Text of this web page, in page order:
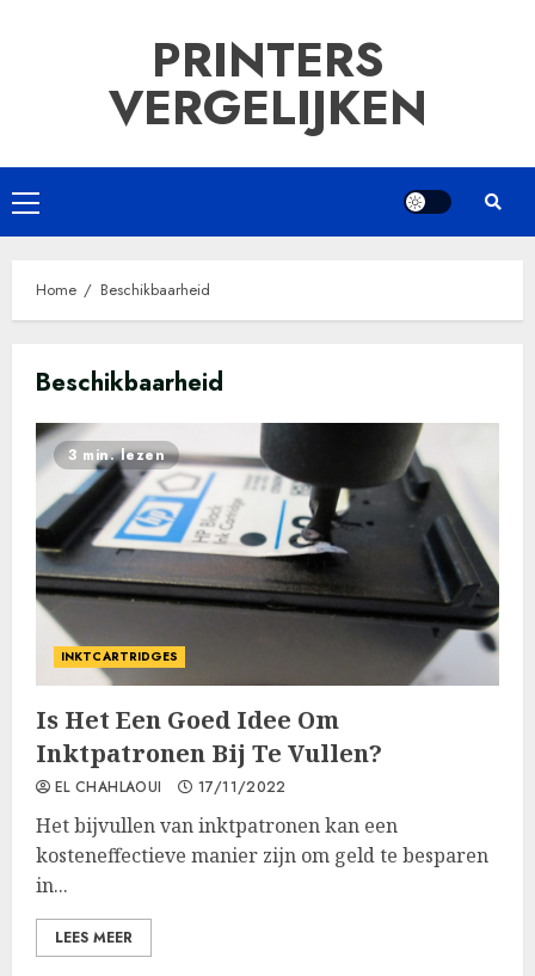
PRINTERS
VERGELIJKEN
Primair
menu
Home Beschikbaarheid
Beschikbaarheid
3 min. lezen
INKTCARTRIDGES
Is Het Een Goed Idee Om
Inktpatronen Bij Te Vullen?
EL CHAHLAOUI 17/11/2022
Het bijvullen van inktpatronen kan een
kosteneffectieve manier zijn om geld te besparen
in...
LEES MEER